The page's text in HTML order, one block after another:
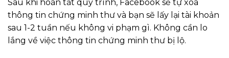
Sau khi hoàn tất quy trình, Facebook sẽ tự xóa
thông tin chứng minh thư và bạn sẽ lấy lại tài khoản
sau 1-2 tuần nếu không vi phạm gì. Không cần lo
lắng về việc thông tin chứng minh thư bị lộ.